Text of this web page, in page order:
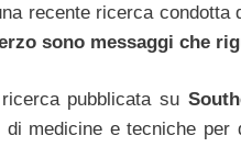
recente ricerca condotta
sono messaggi che
pubblicata su
di medicine e tecniche per